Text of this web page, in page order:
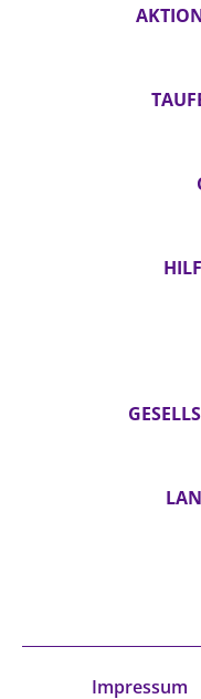
Impressum